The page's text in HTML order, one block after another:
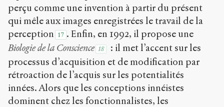
perçu comme une invention à partir du présent
qui mêle aux images enregistrées le travail de la
perception 17 . Enfin, en 1992, il propose une
Biologie de la Conscience 18
: il met l’accent sur les
processus d’acquisition et de modification par
rétroaction de l’acquis sur les potentialités
innées. Alors que les conceptions innéistes
dominent chez les fonctionnalistes, les